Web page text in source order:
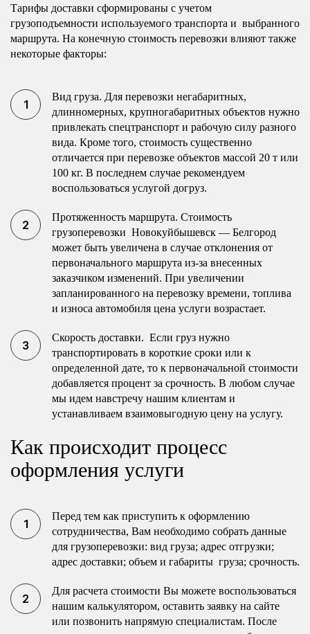
Тарифы доставки сформированы с учетом
грузоподъемности используемого транспорта и выбранного
маршрута. На конечную стоимость перевозки влияют также
некоторые факторы:
Вид груза. Для перевозки негабаритных,
длинномерных, крупногабаритных объектов нужно
привлекать спецтранспорт и рабочую силу разного
вида. Кроме того, стоимость существенно
отличается при перевозке объектов массой 20 т или
100 кг. В последнем случае рекомендуем
воспользоваться услугой догруз.
Протяженность маршрута. Стоимость
грузоперевозки Новокуйбышевск — Белгород
может быть увеличена в случае отклонения от
первоначального маршрута из-за внесенных
заказчиком изменений. При увеличении
запланированного на перевозку времени, топлива
и износа автомобиля цена услуги возрастает.
Скорость доставки. Если груз нужно
транспортировать в короткие сроки или к
определенной дате, то к первоначальной стоимости
добавляется процент за срочность. В любом случае
мы идем навстречу нашим клиентам и
устанавливаем взаимовыгодную цену на услугу.
Как происходит процесс
оформления услуги
Перед тем как приступить к оформлению
сотрудничества, Вам необходимо собрать данные
для грузоперевозки: вид груза; адрес отгрузки;
адрес доставки; объем и габариты груза; срочность.
Для расчета стоимости Вы можете воспользоваться
нашим калькулятором, оставить заявку на сайте
или позвонить напрямую специалистам. После